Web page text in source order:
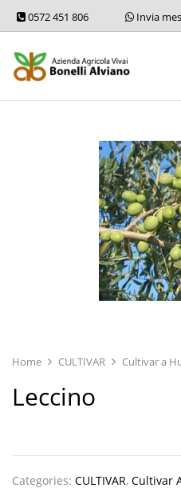
0572 451 806 Invia
Home CULTIVAR Cultivar a
Leccino
Categories: CULTIVAR, Cultivar